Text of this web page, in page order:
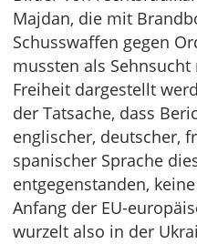
Majdan, die mit
Schusswaffen gegen
mussten als
Freiheit dargestellt
der Tatsache, dass
englischer, deutscher,
spanischer Sprache
entgegenstanden,
Anfang der EU-
wurzelt also in der